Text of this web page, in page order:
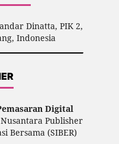
Dinatta, PIK 2,
Indonesia
Digital
Publisher
Bersama (SIBER)